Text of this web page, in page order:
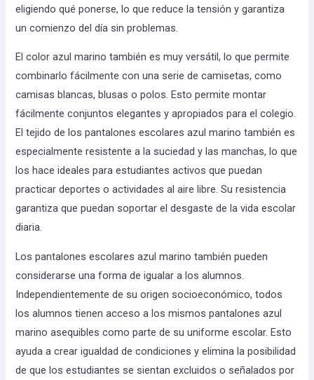
eligiendo qué ponerse, lo que reduce la tensión y garantiza
un comienzo del día sin problemas.
El color azul marino también es muy versátil, lo que permite
combinarlo fácilmente con una serie de camisetas, como
camisas blancas, blusas o polos. Esto permite montar
fácilmente conjuntos elegantes y apropiados para el colegio.
El tejido de los pantalones escolares azul marino también es
especialmente resistente a la suciedad y las manchas, lo que
los hace ideales para estudiantes activos que puedan
practicar deportes o actividades al aire libre. Su resistencia
garantiza que puedan soportar el desgaste de la vida escolar
diaria.
Los pantalones escolares azul marino también pueden
considerarse una forma de igualar a los alumnos.
Independientemente de su origen socioeconómico, todos
los alumnos tienen acceso a los mismos pantalones azul
marino asequibles como parte de su uniforme escolar. Esto
ayuda a crear igualdad de condiciones y elimina la posibilidad
de que los estudiantes se sientan excluidos o señalados por